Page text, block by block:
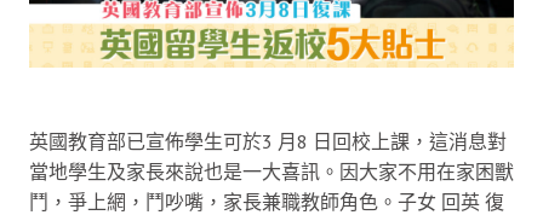
英國教育部已宣佈學生可於3 月8 日回校上課，這消息對
當地學生及家長來說也是一大喜訊。因大家不用在家困獸
鬥，爭上網，鬥吵嘴，家長兼職教師角色。子女 回英 復